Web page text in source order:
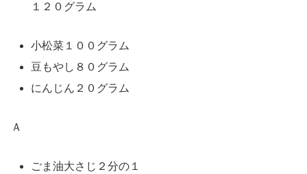
１２０グラム
小松菜１００グラム
豆もやし８０グラム
にんじん２０グラム
Ａ
ごま油大さじ２分の１